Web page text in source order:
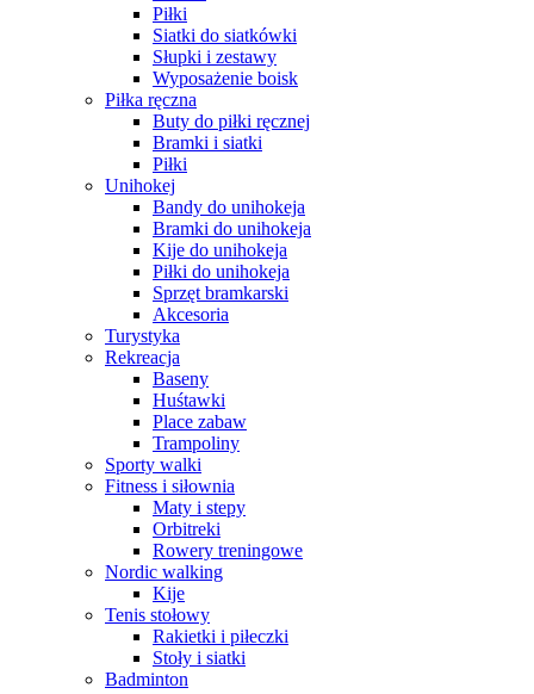
Piłki
Siatki do siatkówki
Słupki i zestawy
Wyposażenie boisk
Piłka ręczna
Buty do piłki ręcznej
Bramki i siatki
Piłki
Unihokej
Bandy do unihokeja
Bramki do unihokeja
Kije do unihokeja
Piłki do unihokeja
Sprzęt bramkarski
Akcesoria
Turystyka
Rekreacja
Baseny
Huśtawki
Place zabaw
Trampoliny
Sporty walki
Fitness i siłownia
Maty i stepy
Orbitreki
Rowery treningowe
Nordic walking
Kije
Tenis stołowy
Rakietki i piłeczki
Stoły i siatki
Badminton